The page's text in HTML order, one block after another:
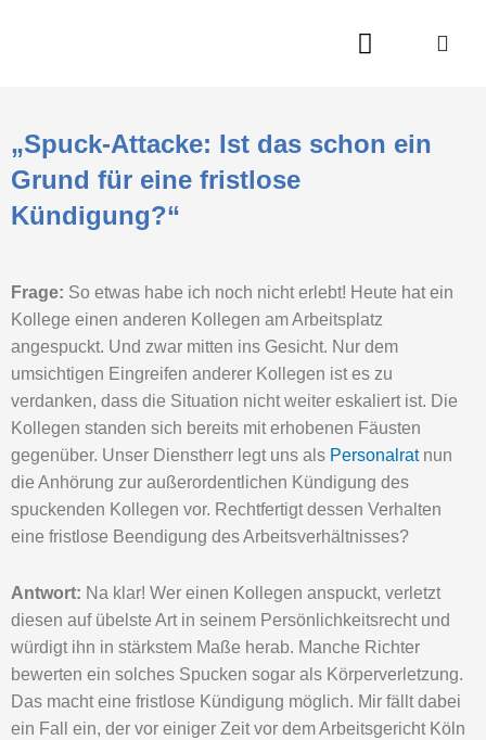
„Spuck-Attacke: Ist das schon ein
Grund für eine fristlose
Kündigung?“
Frage: So etwas habe ich noch nicht erlebt! Heute hat ein
Kollege einen anderen Kollegen am Arbeitsplatz
angespuckt. Und zwar mitten ins Gesicht. Nur dem
umsichtigen Eingreifen anderer Kollegen ist es zu
verdanken, dass die Situation nicht weiter eskaliert ist. Die
Kollegen standen sich bereits mit erhobenen Fäusten
gegenüber. Unser Dienstherr legt uns als Personalratnun
die Anhörung zur außerordentlichen Kündigung des
spuckenden Kollegen vor. Rechtfertigt dessen Verhalten
eine fristlose Beendigung des Arbeitsverhältnisses?
Antwort: Na klar! Wer einen Kollegen anspuckt, verletzt
diesen auf übelste Art in seinem Persönlichkeitsrecht und
würdigt ihn in stärkstem Maße herab. Manche Richter
bewerten ein solches Spucken sogar als Körperverletzung.
Das macht eine fristlose Kündigung möglich. Mir fällt dabei
ein Fall ein, der vor einiger Zeit vor dem Arbeitsgericht Köln